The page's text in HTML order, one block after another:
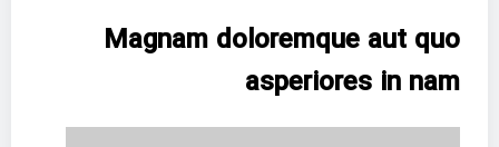
Magnam doloremque aut quo
asperiores in nam